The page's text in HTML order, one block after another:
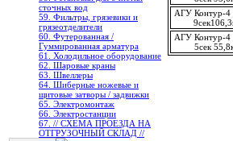
сточных вод
59. Фильтры, грязевики и
грязеотделители
60. Футерованная /
Гуммированная арматура
61. Холодильное oборудование
62. Шаровые краны
63. Швеллеры
64. Шиберные ножевые и
щитовые затворы / задвижки
65. Электромонтаж
66. Электростанции
67. // СХЕМА ПРОЕЗДА НА
ОТГРУЗОЧНЫЙ СКЛАД //
АГУ Контур-4
АГУ Контур-4
5сек